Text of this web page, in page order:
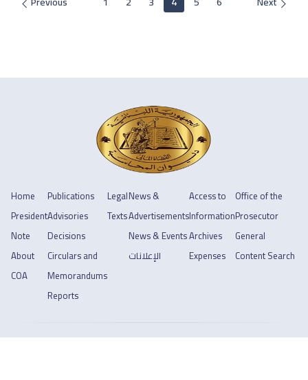
Home
President
Note
About
COA
Publications
Advisories
Decisions
Circulars and
Memorandums
Reports
Legal
Texts
News &
Advertisements
News & Events
الإعلانات
Access to
Information
Archives
Expenses
Office of the
Prosecutor
General
Content Search
Copyright © 2026 ديوان المحاسبة